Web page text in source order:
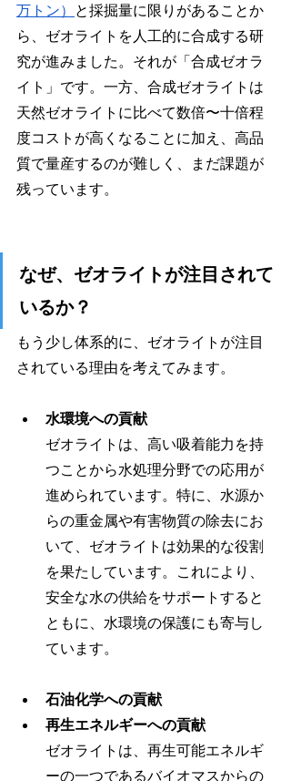
万トン） と採掘量に限りがあることか
ら、ゼオライトを人工的に合成する研
究が進みました。それが「合成ゼオラ
イト」です。一方、合成ゼオライトは
天然ゼオライトに比べて数倍〜十倍程
度コストが高くなることに加え、高品
質で量産するのが難しく、まだ課題が
残っています。
なぜ、ゼオライトが注目されて
いるか？
もう少し体系的に、ゼオライトが注目
されている理由を考えてみます。
水環境への貢献
ゼオライトは、高い吸着能力を持
つことから水処理分野での応用が
進められています。特に、水源か
らの重金属や有害物質の除去にお
いて、ゼオライトは効果的な役割
を果たしています。これにより、
安全な水の供給をサポートすると
ともに、水環境の保護にも寄与し
ています。
石油化学への貢献
再生エネルギーへの貢献
ゼオライトは、再生可能エネルギ
ーの一つであるバイオマスからの